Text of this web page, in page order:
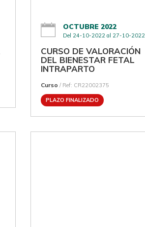
OCTUBRE 2022
Del 24-10-2022 al 27-10-2022
CURSO DE VALORACIÓN
DEL BIENESTAR FETAL
INTRAPARTO
Curso / Ref: CR22002375
PLAZO FINALIZADO